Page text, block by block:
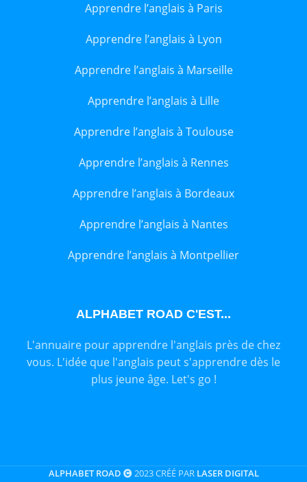
Apprendre l’anglais à Paris
Apprendre l’anglais à Lyon
Apprendre l’anglais à Marseille
Apprendre l’anglais à Lille
Apprendre l’anglais à Toulouse
Apprendre l’anglais à Rennes
Apprendre l’anglais à Bordeaux
Apprendre l’anglais à Nantes
Apprendre l’anglais à Montpellier
ALPHABET ROAD C'EST...
L'annuaire pour apprendre l'anglais près de chez
vous. L'idée que l'anglais peut s'apprendre dès le
plus jeune âge. Let's go !
ALPHABET ROAD 2023 CRÉÉ PAR LASER DIGITAL